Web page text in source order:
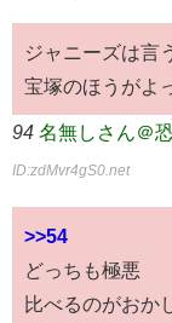
ジャニーズは言
宝塚のほうがよ
94 名無しさん＠
ID:zdMvr4gS0.net
>>54
どっちも極悪
比べるのがおか